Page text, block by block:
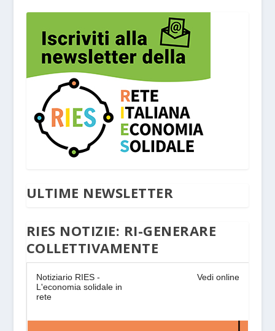
ULTIME NEWSLETTER
RIES NOTIZIE: RI-GENERARE
COLLETTIVAMENTE